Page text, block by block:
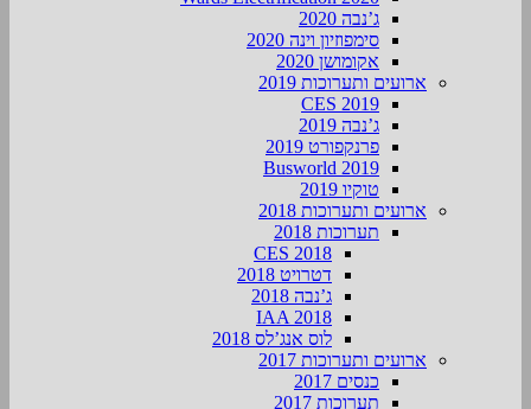
ג’נבה 2020
סימפוזיון וינה 2020
אקומושן 2020
ארועים ותערוכות 2019
CES 2019
ג’נבה 2019
פרנקפורט 2019
Busworld 2019
טוקיו 2019
ארועים ותערוכות 2018
תערוכות 2018
CES 2018
דטרויט 2018
ג’נבה 2018
IAA 2018
לוס אנג’לס 2018
ארועים ותערוכות 2017
כנסים 2017
תערוכות 2017